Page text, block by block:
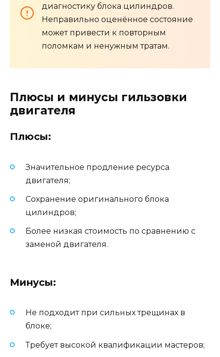
диагностику блока цилиндров.
Неправильно оценённое состояние
может привести к повторным
поломкам и ненужным тратам.
Плюсы и минусы гильзовки
двигателя
Плюсы:
Значительное продление ресурса
двигателя;
Сохранение оригинального блока
цилиндров;
Более низкая стоимость по сравнению с
заменой двигателя.
Минусы:
Не подходит при сильных трещинах в
блоке;
Требует высокой квалификации мастеров;